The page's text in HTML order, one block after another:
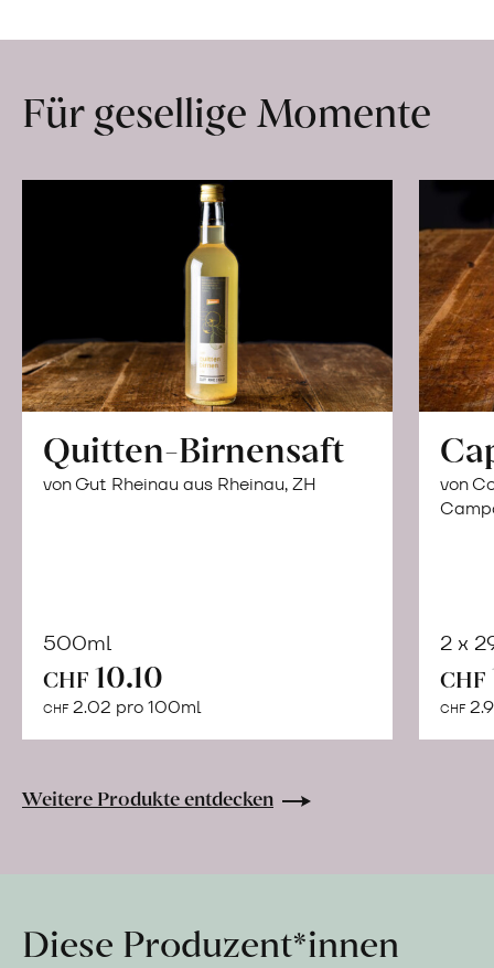
Hof
erfahren
Für gesellige Momente
Quitten-Birnensaft
von Gut Rheinau aus Rheinau, ZH
500ml
CHF 10.10
CHF 2.02 pro 100ml
Warenkorb
von
2 x
CHF
CHF
Weitere Produkte entdecken
Diese Produzent*innen